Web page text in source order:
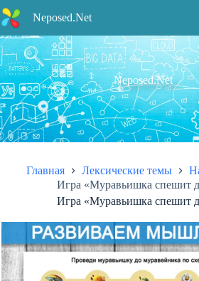
Перейти
к
сути
Neposed.Net
Neposed.Net
Главная Лексические темы
Игра «Муравьишка спешит
Игра «Муравьишка спешит